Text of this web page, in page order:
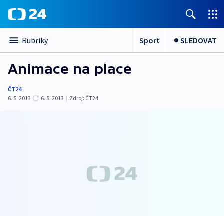
Rubriky Sport SLEDOVAT
Animace na place
ČT24
6. 5. 2013
6. 5. 2013 | Zdroj: ČT24